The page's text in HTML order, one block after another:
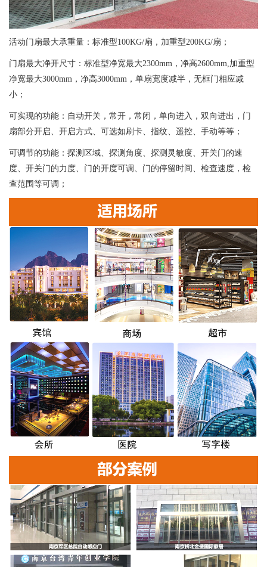
活动门扇最大承重量：标准型100KG/扇，加重型200KG/扇；
门扇最大净开尺寸：标准型净宽最大2300mm，净高2600mm,加重型
净宽最大3000mm，净高3000mm，单扇宽度减半，无框门相应减
小；
可实现的功能：自动开关，常开，常闭，单向进入，双向进出，门
扇部分开启、开启方式、可选如刷卡、指纹、遥控、手动等等；
可调节的功能：探测区域、探测角度、探测灵敏度、开关门的速
度、开关门的力度、门的开度可调、门的停留时间、检查速度，检
查范围等可调；